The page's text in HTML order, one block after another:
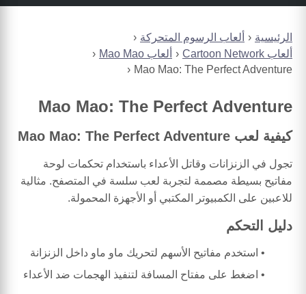
الرئيسية
ألعاب الرسوم المتحركة
ألعاب Cartoon Network
ألعاب Mao Mao
Mao Mao: The Perfect Adventure
Mao Mao: The Perfect Adventure
كيفية لعب Mao Mao: The Perfect Adventure
تجول في الزنزانات وقاتل الأعداء باستخدام تحكمات لوحة
مفاتيح بسيطة مصممة لتجربة لعب سلسة في المتصفح. مثالية
للاعبين على الكمبيوتر المكتبي أو الأجهزة المحمولة.
دليل التحكم
استخدم مفاتيح الأسهم لتحريك ماو ماو داخل الزنزانة
اضغط على مفتاح المسافة لتنفيذ الهجمات ضد الأعداء